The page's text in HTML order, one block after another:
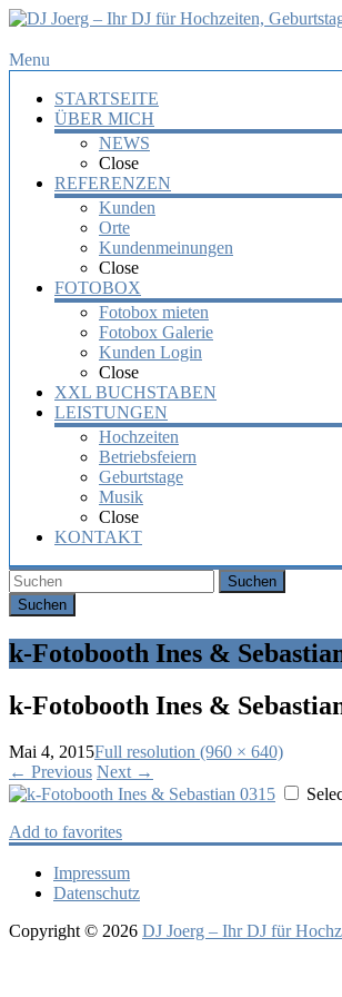
DJ
Hochzeiten,
Geburtstag
Betriebsfeiern
Geburtstag
oder
Firmenfeier.
Menu
STARTSEITE
ÜBER MICH
NEWS
Close
REFERENZEN
Kunden
Orte
Kundenmeinungen
Close
FOTOBOX
Fotobox mieten
Fotobox Galerie
Kunden Login
Close
XXL BUCHSTABEN
LEISTUNGEN
Hochzeiten
Betriebsfeiern
Geburtstage
Musik
Close
KONTAKT
Suchen
k-Fotobooth Ines &
k-Fotobooth Ines &
Mai 4, 2015Full resolution (960 × 640)
← Previous Next →
Add to favorites
Impressum
Datenschutz
Copyright © 2026 DJ Joerg – Ihr DJ für